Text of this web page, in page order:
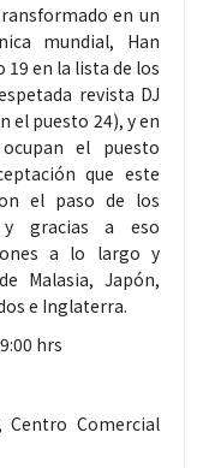
en un
mundial, Han
en la lista de los
revista DJ
el puesto 24), y en
el puesto
que este
el paso de los
y gracias a eso
a lo largo y
Malasia, Japón,
e Inglaterra.
hrs
Centro Comercial